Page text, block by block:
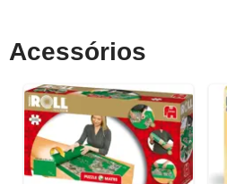
Acessórios